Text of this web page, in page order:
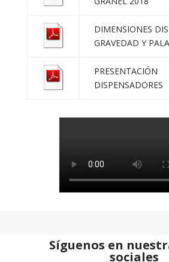
DIMENSIONES
GRAVEDAD Y PALA
PRESENTACIÓN
DISPENSADORES
Síguenos en
sociales